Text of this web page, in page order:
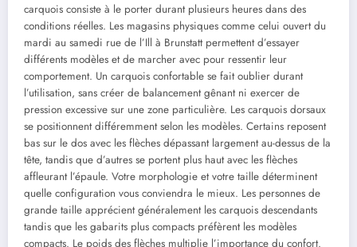
carquois consiste à le porter durant plusieurs heures dans des
conditions réelles. Les magasins physiques comme celui ouvert du
mardi au samedi rue de l’Ill à Brunstatt permettent d’essayer
différents modèles et de marcher avec pour ressentir leur
comportement. Un carquois confortable se fait oublier durant
l’utilisation, sans créer de balancement gênant ni exercer de
pression excessive sur une zone particulière. Les carquois dorsaux
se positionnent différemment selon les modèles. Certains reposent
bas sur le dos avec les flèches dépassant largement au-dessus de la
tête, tandis que d’autres se portent plus haut avec les flèches
affleurant l’épaule. Votre morphologie et votre taille déterminent
quelle configuration vous conviendra le mieux. Les personnes de
grande taille apprécient généralement les carquois descendants
tandis que les gabarits plus compacts préfèrent les modèles
compacts. Le poids des flèches multiplie l’importance du confort.